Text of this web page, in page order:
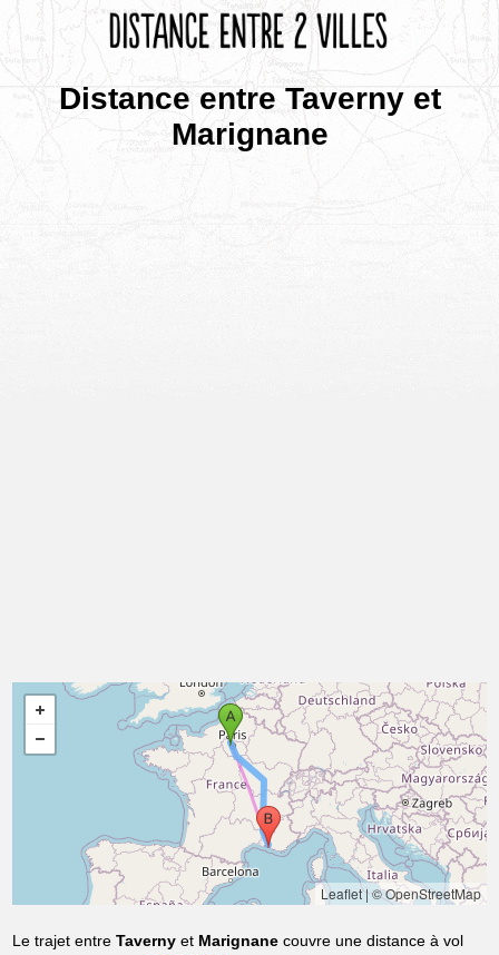
Distance entre Taverny et
Marignane
Leaflet|© OpenStreetMap
Le trajet entreTaverny et Marignane couvre une distance à vol